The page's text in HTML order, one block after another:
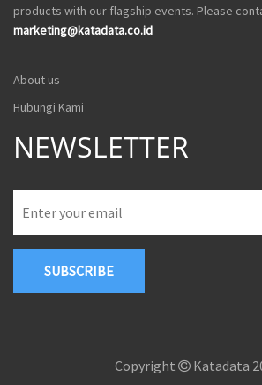
products with our flagship events. Please
marketing@katadata.co.id
About us
Hubungi Kami
NEWSLETTER
SUBSCRIBE
Copyright Katadata